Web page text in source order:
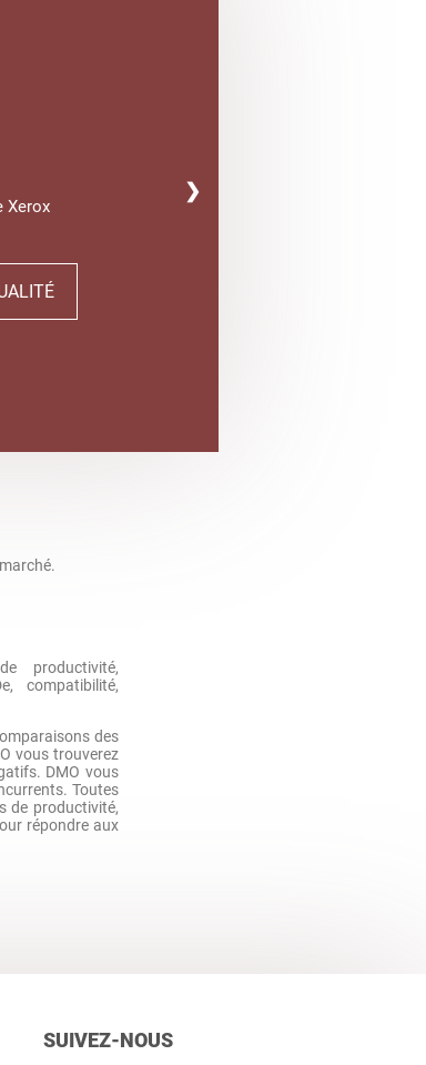
Xerox
❯
productivité,
compatibilité,
des
vous trouverez
DMO vous
Toutes
de productivité,
répondre aux
SUIVEZ-NOUS